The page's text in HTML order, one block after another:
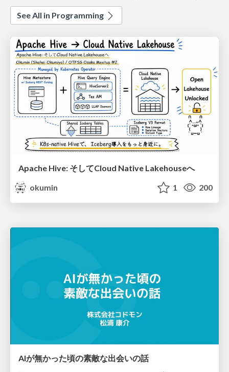
See All in Programming
Apache Hive: そしてCloud Native Lakehouseへ
okumin
1 200
AIが無かった頃の素敵な出会いの話